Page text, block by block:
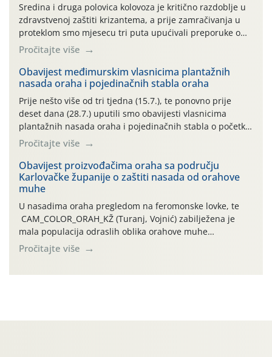
Sredina i druga polovica kolovoza je kritično razdoblje u
zdravstvenoj zaštiti krizantema, a prije zamračivanja u
proteklom smo mjesecu tri puta upućivali preporuke o
preventivnim mjerama zaštite krizantema od najčešćih
uzročnika bolesti, štetnika i fito-fagnih grinja (23.7., 14.7.,
06.7.)! Na početku ovog mjeseca je zabilježeno je
povijesno i ekstremno vruće meteorološko razdoblje, uz
najviše temperature […]
Pročitajte više
Obavijest međimurskim vlasnicima plantažnih
nasada oraha i pojedinačnih stabla oraha
Prije nešto više od tri tjedna (15.7.), te ponovno prije
deset dana (28.7.) uputili smo obavijesti vlasnicima
plantažnih nasada oraha i pojedinačnih stabla o početku
leta i ovogodišnjoj potrebi usmjerenog suzbijanja
orahove muhe (Rhagoletis completa)! Već dvanaest dana
traje drugi ovogodišnji “toplinski udar”, koji naročito
izražen zadnja šest dana (31.7.-05.8.), jer najviše
temperature zraka svakodnevno […]
Pročitajte više
Obavijest proizvođačima oraha sa području
Karlovačke županije o zaštiti nasada od orahove
muhe
U nasadima oraha pregledom na feromonske lovke, te
CAM_COLOR_ORAH_KŽ (Turanj, Vojnić) zabilježena je
mala populacija odraslih oblika orahove muhe
(Rhagoletis completa). Niska brojnost može se objasniti
činjenicom da je riječ o mladim nasadima s vrlo malim
Pročitajte više